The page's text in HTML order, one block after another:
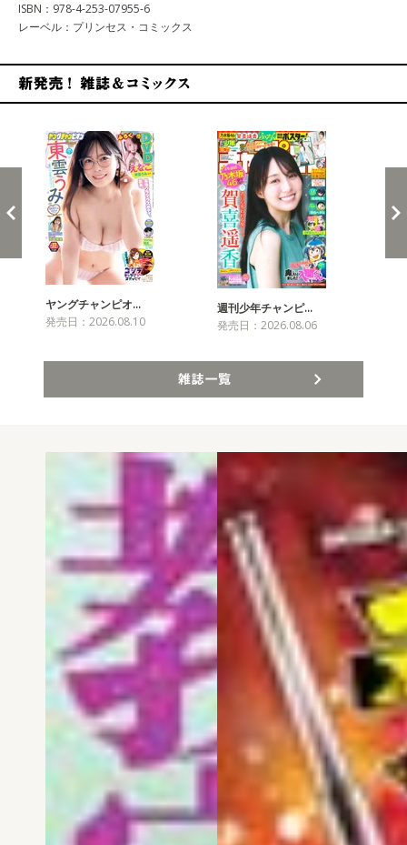
ISBN：978-4-253-07955-6
レーベル：プリンセス・コミックス
ヤングチャンピオ…
発売日：2026.08.10
週刊少年チャンピ…
発売日：2026.08.06